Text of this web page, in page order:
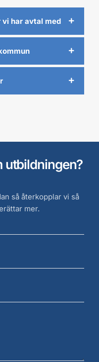
vi har avtal med
utbildningen?
så återkopplar vi så
mer.